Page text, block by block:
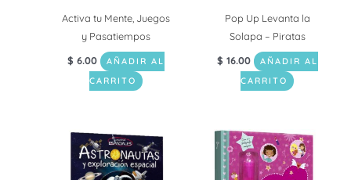
Activa tu Mente, Juegos
y Pasatiempos
$ 6.00
AÑADIR AL
CARRITO
Pop Up Levanta la
Solapa – Piratas
$ 16.00
AÑADIR AL
CARRITO